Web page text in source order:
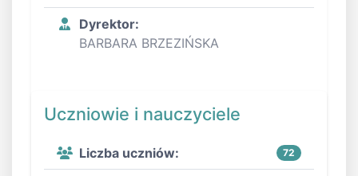
Dyrektor:
BARBARA BRZEZIŃSKA
Uczniowie i nauczyciele
Liczba uczniów: 72